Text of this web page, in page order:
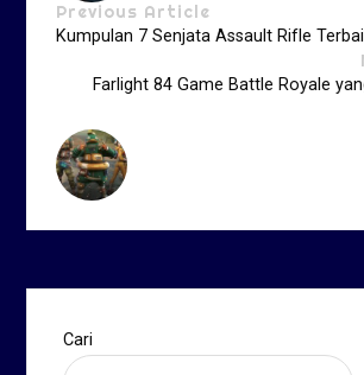
Previous Article
Kumpulan 7 Senjata Assault Rifle
Farlight 84 Game Battle Royale
Cari